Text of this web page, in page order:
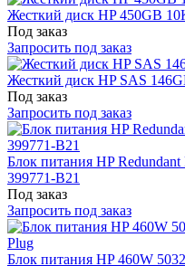
Жесткий диск HP 450GB
Под заказ
Запросить под заказ
Жесткий диск HP SAS
Под заказ
Запросить под заказ
Блок питания HP
399771-B21
Под заказ
Запросить под заказ
Блок питания HP 460W